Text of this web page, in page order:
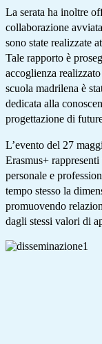
La serata ha inoltre
collaborazione
sono state realizzate
Tale rapporto è
accoglienza
scuola madrilena è
dedicata alla
progettazione di
L’evento del 27
Erasmus+
personale e
tempo stesso la
promuovendo
dagli stessi valori di